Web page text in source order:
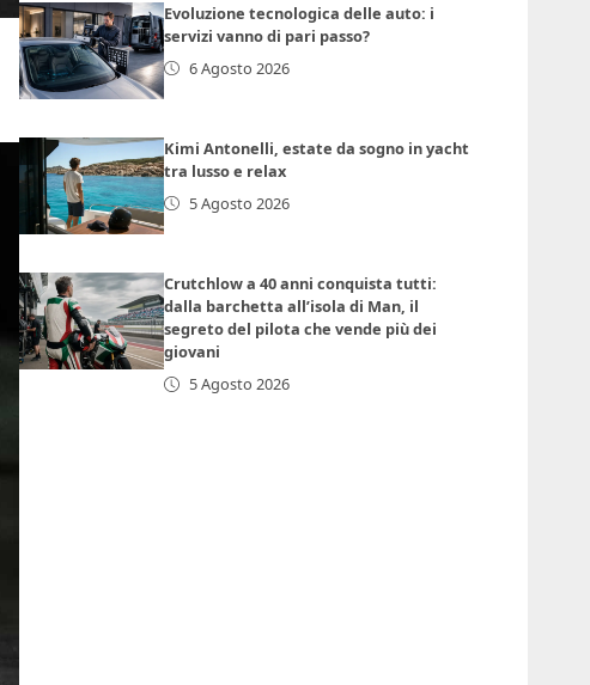
Evoluzione tecnologica delle auto: i
servizi vanno di pari passo?
6 Agosto 2026
Kimi Antonelli, estate da sogno in yacht
tra lusso e relax
5 Agosto 2026
Crutchlow a 40 anni conquista tutti:
dalla barchetta all’isola di Man, il
segreto del pilota che vende più dei
giovani
5 Agosto 2026